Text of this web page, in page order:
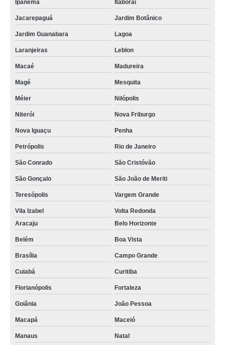
Ipanema Itaboraí
Jacarepaguá Jardim Botânico
Jardim Guanabara Lagoa
Laranjeiras Leblon
Macaé Madureira
Magé Mesquita
Méier Nilópolis
Niterói Nova Friburgo
Nova Iguaçu Penha
Petrópolis Rio de Janeiro
São Conrado São Cristóvão
São Gonçalo São João de Meriti
Teresópolis Vargem Grande
Vila Izabel
Volta Redonda
Aracaju
Belo Horizonte
Belém Boa Vista
Brasília Campo Grande
Cuiabá Curitiba
Florianópolis Fortaleza
Goiânia João Pessoa
Macapá Maceió
Manaus Natal